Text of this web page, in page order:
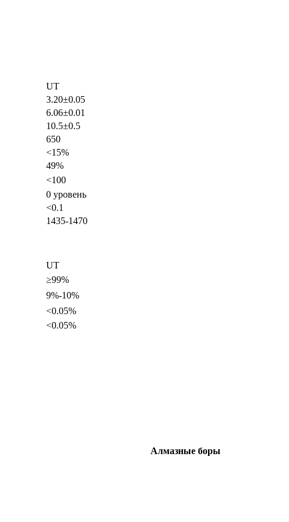
UT
3.20±0.05
6.06±0.01
10.5±0.5
650
<15%
49%
<100
0 уровень
<0.1
1435-1470
UT
≥99%
9%-10%
<0.05%
<0.05%
Алмазные боры